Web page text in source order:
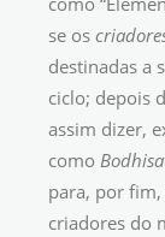
se os
destinadas a
ciclo; depois
assim dizer,
como
para, por
criadores do